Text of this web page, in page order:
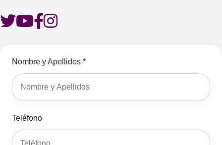
Nombre y Apellidos *
Teléfono